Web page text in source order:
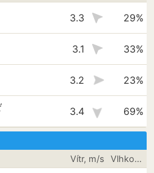
3.3 29%
3.1 33%
3.2 23%
3.4 69%
Vítr, m/s Vlhkost vzduchu